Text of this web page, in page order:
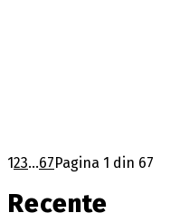
123...67Pagina 1 din 67
Recente